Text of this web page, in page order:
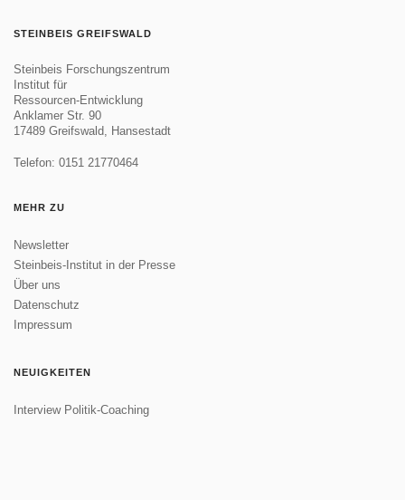
STEINBEIS GREIFSWALD
Steinbeis Forschungszentrum
Institut für
Ressourcen-Entwicklung
Anklamer Str. 90
17489 Greifswald, Hansestadt
Telefon: 0151 21770464
MEHR ZU
Newsletter
Steinbeis-Institut in der Presse
Über uns
Datenschutz
Impressum
NEUIGKEITEN
Interview Politik-Coaching